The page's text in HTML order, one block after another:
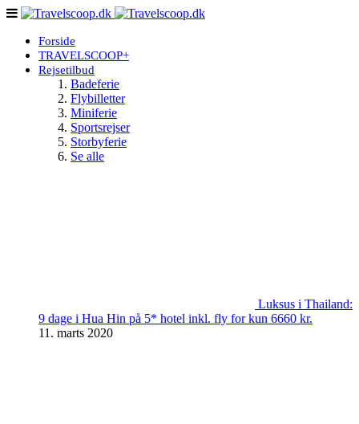
Forside
TRAVELSCOOP+
Rejsetilbud
Badeferie
Flybilletter
Miniferie
Sportsrejser
Storbyferie
Se alle
Luksus i Thailand:
9 dage i Hua Hin på 5* hotel inkl. fly for kun 6660 kr.
11. marts 2020